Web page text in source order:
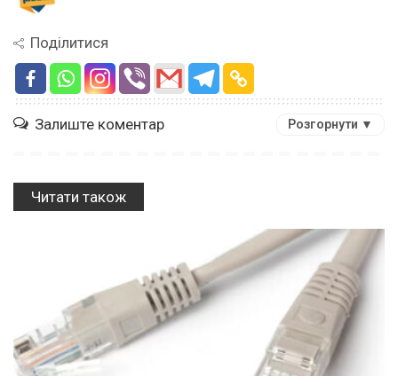
Поділитися
Залиште коментар Розгорнути ▼
Читати також